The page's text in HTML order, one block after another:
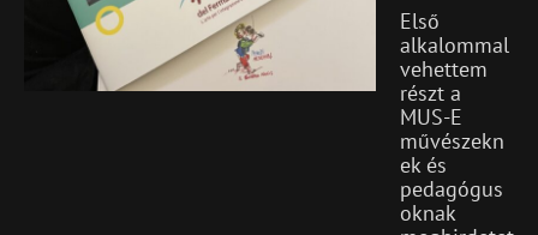
Első
alkalommal
vehettem
részt a
MUS-E
művészekn
ek és
pedagógus
oknak